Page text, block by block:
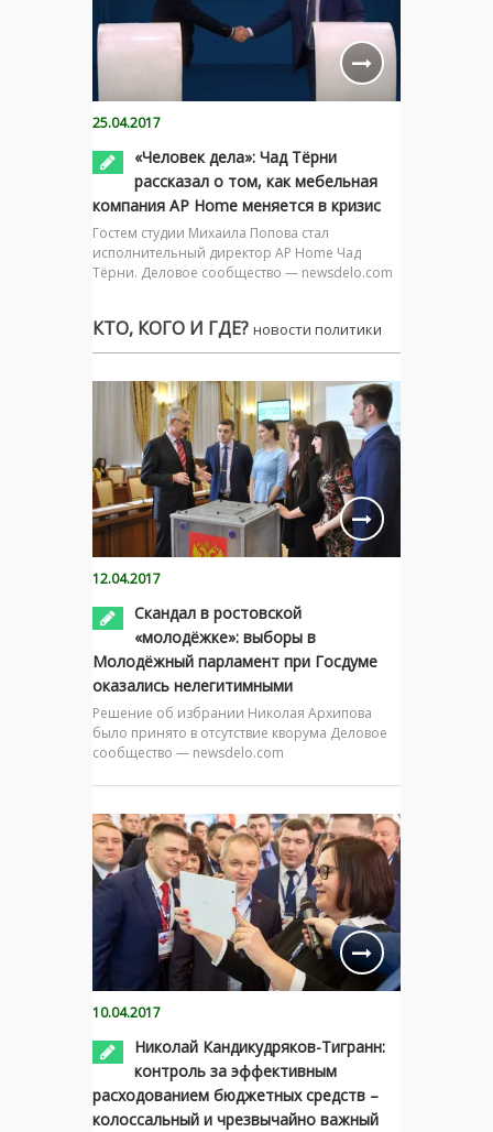
25.04.2017
«Человек дела»: Чад Тёрни
рассказал о том, как мебельная
компания AP Home меняется в кризис
Гостем студии Михаила Попова стал
исполнительный директор AP Home Чад
Тёрни. Деловое сообщество — newsdelo.com
КТО, КОГО И ГДЕ? новости политики
12.04.2017
Скандал в ростовской
«молодёжке»: выборы в
Молодёжный парламент при Госдуме
оказались нелегитимными
Решение об избрании Николая Архипова
было принято в отсутствие кворума Деловое
сообщество — newsdelo.com
10.04.2017
Николай Кандикудряков-Тигранн:
контроль за эффективным
расходованием бюджетных средств –
колоссальный и чрезвычайно важный